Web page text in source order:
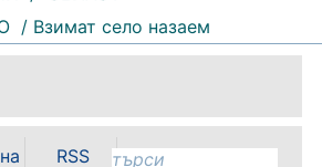
взеха участие в
3“.
/ Взимат село назаем
RSS